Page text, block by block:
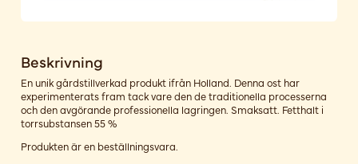
Beskrivning
En unik gårdstillverkad produkt ifrån Holland. Denna ost har
experimenterats fram tack vare den de traditionella processerna
och den avgörande professionella lagringen. Smaksatt. Fetthalt i
torrsubstansen 55 %
Produkten är en beställningsvara.